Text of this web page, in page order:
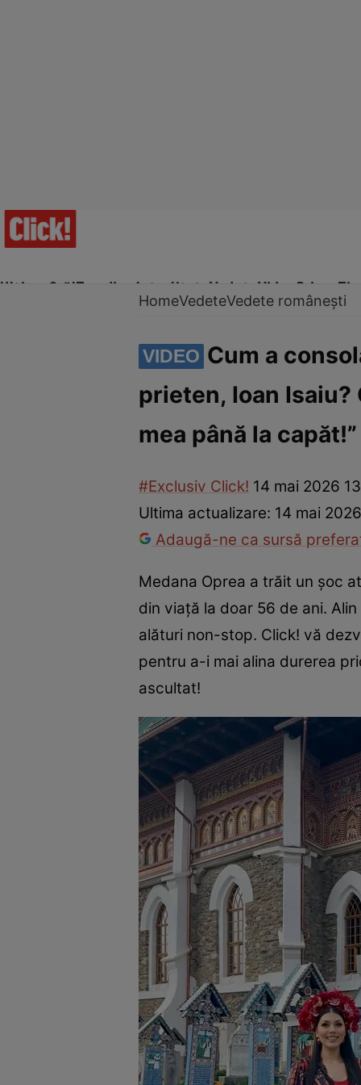
Ultima Oră!Trending Actualitate Vedete Video Prime
Vedete internaționaleVedete româneștiInterviurile
HomeVedeteVedete românești
VIDEO Cum a
prieten, Ioan Isaiu?
mea până la capăt!”
#Exclusiv Click! 14 mai 2026
Ultima actualizare: 14 mai
Adaugă-ne ca sursă
Medana Oprea a trăit un șoc
din viață la doar 56 de ani.
alături non-stop. Click! vă
pentru a-i mai alina durerea
ascultat!